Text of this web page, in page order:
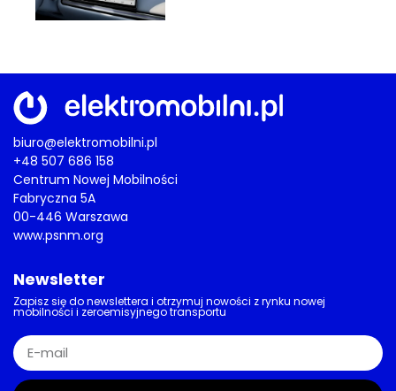
biuro@elektromobilni.pl
+48 507 686 158
Centrum Nowej Mobilności
Fabryczna 5A
00-446 Warszawa
www.psnm.org
Newsletter
Zapisz się do newslettera i otrzymuj nowości z rynku nowej
mobilności i zeroemisyjnego transportu